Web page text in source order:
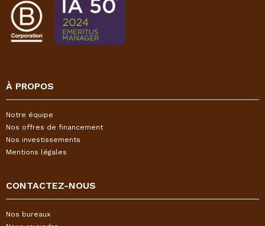
À PROPOS
Notre équipe
Nos offres de financement
Nos investissements
Mentions légales
CONTACTEZ-NOUS
Nos bureaux